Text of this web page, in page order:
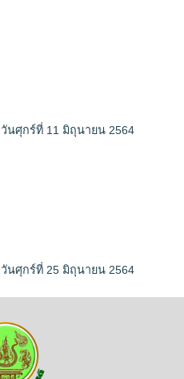
นศุกร์ที่ 11 มิถุนายน 2564
นศุกร์ที่ 25 มิถุนายน 2564